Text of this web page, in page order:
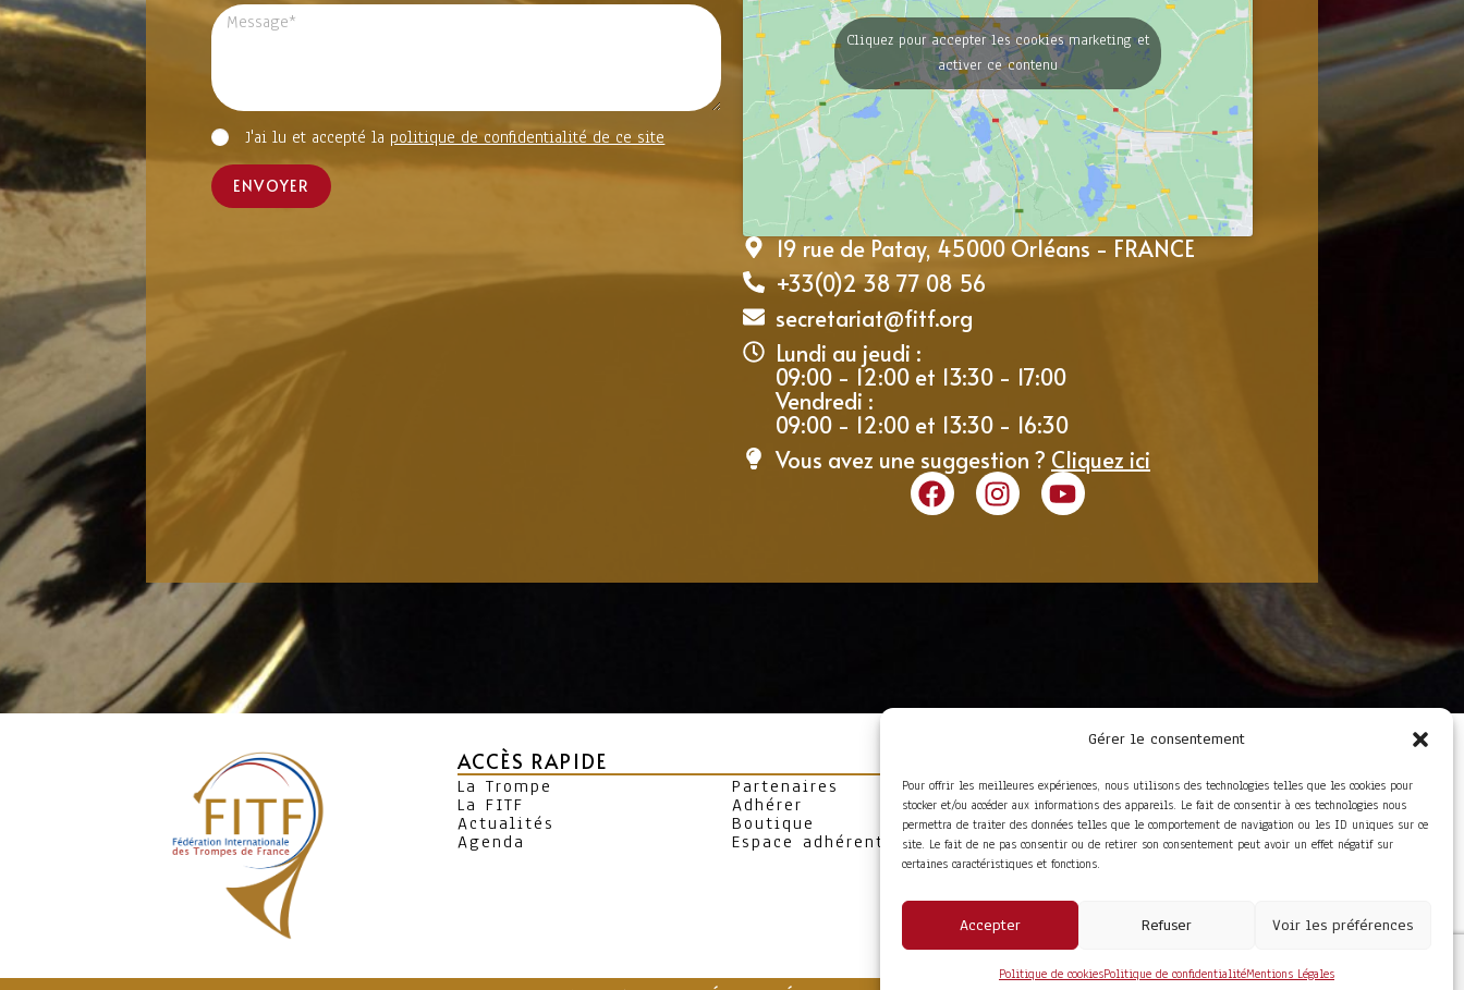
Gérer le consentement
Pour offrir les meilleures expériences, nous utilisons des technologies telles que les cookies pour
stocker et/ou accéder aux informations des appareils. Le fait de consentir à ces technologies nous
permettra de traiter des données telles que le comportement de navigation ou les ID uniques sur ce
site. Le fait de ne pas consentir ou de retirer son consentement peut avoir un effet négatif sur
certaines caractéristiques et fonctions.
Accepter Refuser Voir les préférences
Politique de cookiesPolitique de confidentialitéMentions Légales
J'ai lu et accepté la politique de confidentialité de ce site
ENVOYER
Cliquez pour accepter les cookies marketing et
activer ce contenu
19 rue de Patay, 45000 Orléans - FRANCE
+33(0)2 38 77 08 56
secretariat@fitf.org
Lundi au jeudi :
09:00 - 12:00 et 13:30 - 17:00
Vendredi :
09:00 - 12:00 et 13:30 - 16:30
Vous avez une suggestion ? Cliquez ici
ACCÈS RAPIDE
La Trompe
La FITF
Actualités
Agenda
Partenaires
Adhérer
Boutique
Espace adhérent
Foire aux questions
Conditions Générales de
Vente
Mentions Légales
Politique de